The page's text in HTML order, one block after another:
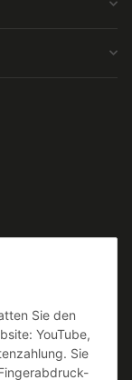
Sie den
YouTube,
Sie